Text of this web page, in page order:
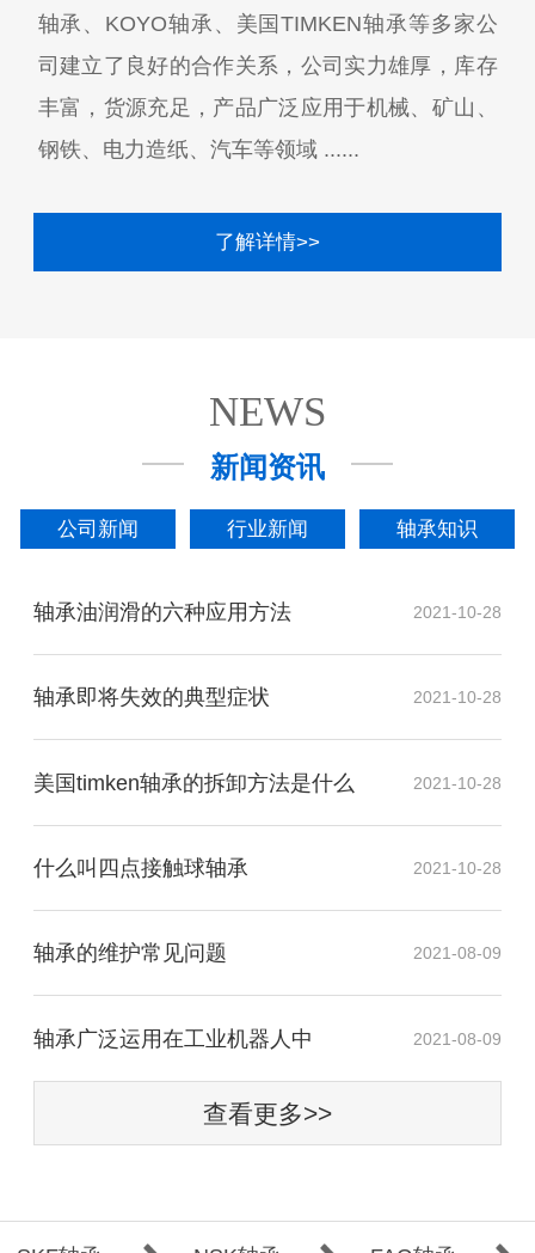
轴承、KOYO轴承、美国TIMKEN轴承等多家公
司建立了良好的合作关系，公司实力雄厚，库存
丰富，货源充足，产品广泛应用于机械、矿山、
钢铁、电力造纸、汽车等领域 ......
了解详情>>
NEWS
新闻资讯
公司新闻 行业新闻 轴承知识
轴承油润滑的六种应用方法 2021-10-28
轴承即将失效的典型症状 2021-10-28
美国timken轴承的拆卸方法是什么 2021-10-28
什么叫四点接触球轴承 2021-10-28
轴承的维护常见问题 2021-08-09
​轴承广泛运用在工业机器人中 2021-08-09
查看更多>>